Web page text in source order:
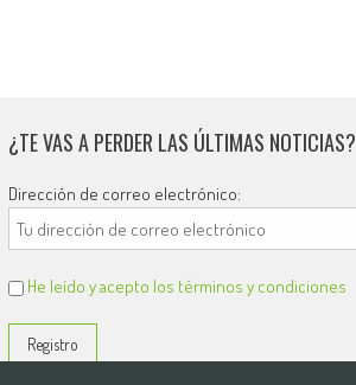
¿TE VAS A PERDER LAS ÚLTIMAS NOTICIAS?
Dirección de correo electrónico:
He leído y acepto los términos y condiciones